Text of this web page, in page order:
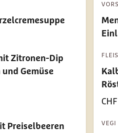
Zitronen-Dip
Gemüse
Preiselbeeren
VEGI